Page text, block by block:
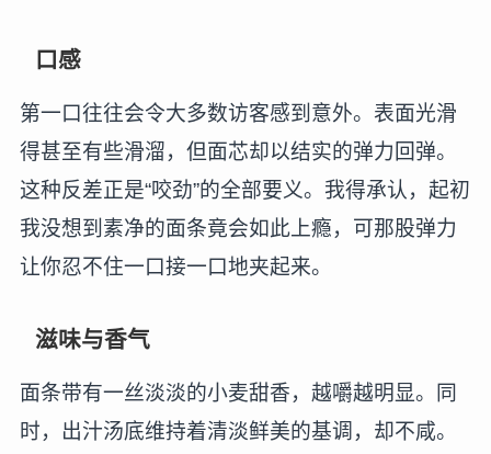
口感
第一口往往会令大多数访客感到意外。表面光滑
得甚至有些滑溜，但面芯却以结实的弹力回弹。
这种反差正是“咬劲”的全部要义。我得承认，起初
我没想到素净的面条竟会如此上瘾，可那股弹力
让你忍不住一口接一口地夹起来。
滋味与香气
面条带有一丝淡淡的小麦甜香，越嚼越明显。同
时，出汁汤底维持着清淡鲜美的基调，却不咸。